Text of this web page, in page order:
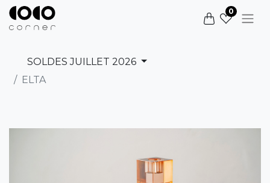
0
SOLDES JUILLET 2026
ELTA